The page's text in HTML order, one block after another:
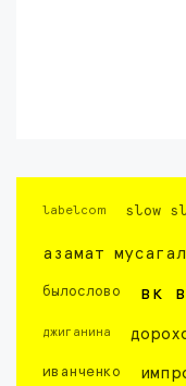
labelcom slow
азамат
былослово вк
джиганина
иванченко